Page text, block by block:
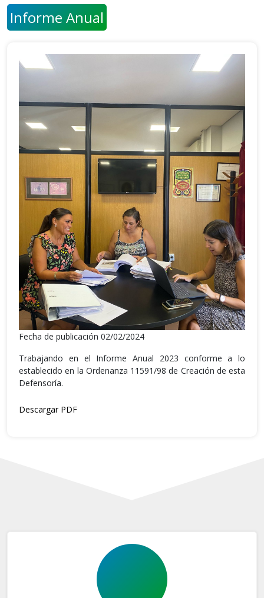
Informe Anual
Fecha de publicación 02/02/2024
Trabajando en el Informe Anual 2023 conforme a lo
establecido en la Ordenanza 11591/98 de Creación de esta
Defensoría.
Descargar PDF